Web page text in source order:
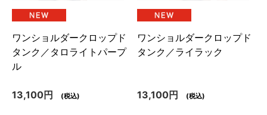
ワンショルダークロップド
タンク／タロライトパープ
ル
13,100円 (税込)
ワンショルダークロップド
タンク／ライラック
13,100円 (税込)